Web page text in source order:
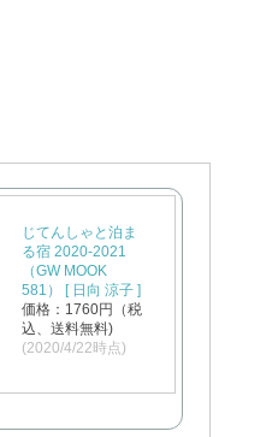
じてんしゃと泊ま
る宿 2020-2021
（GW MOOK
581） [ 日向 涼子 ]
価格：1760円（税
込、送料無料)
(2020/4/22時点)